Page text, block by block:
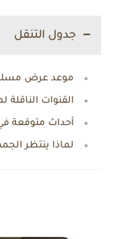
جدول التنقل
موعد عرض
القنوات
أحداث متوقعة في
لماذا ينتظر